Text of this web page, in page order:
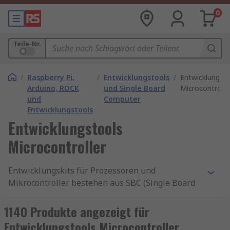
0
Teile-Nr.
/ Raspberry Pi,
Arduino, ROCK
und
Entwicklungstools
/ Entwicklungstools
und Single Board
Computer
/
Entwicklungstools
Microcontroller
Entwicklungskits für Prozessoren und
Mikrocontroller bestehen aus SBC (Single Board
Programmier- und Evaluierungskarten. Sie sind
in allen Branchen weit verbreitet und eignen sich
1140 Produkte angezeigt für